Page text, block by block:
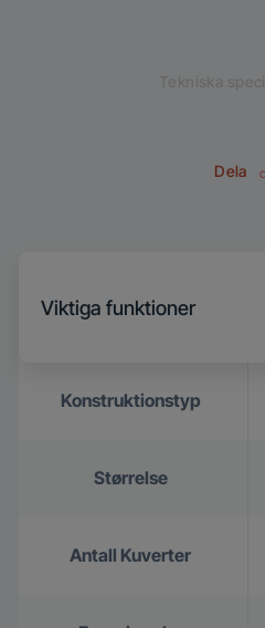
Dela
Viktiga funktioner
Konstruktionstyp
Størrelse
Antall Kuverter